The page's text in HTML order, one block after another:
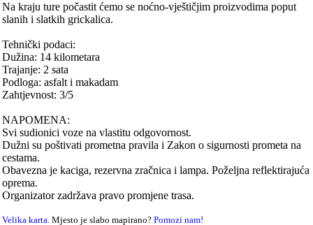
Na kraju ture počastit ćemo se noćno-vještičjim proizvodima poput
slanih i slatkih grickalica.
Tehnički podaci:
Dužina: 14 kilometara
Trajanje: 2 sata
Podloga: asfalt i makadam
Zahtjevnost: 3/5
NAPOMENA:
Svi sudionici voze na vlastitu odgovornost.
Dužni su poštivati prometna pravila i Zakon o sigurnosti prometa na
cestama.
Obavezna je kaciga, rezervna zračnica i lampa. Poželjna reflektirajuća
oprema.
Organizator zadržava pravo promjene trasa.
Velika karta. Mjesto je slabo mapirano?Pomozi nam!